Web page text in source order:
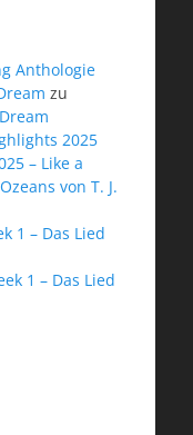
Anthologie
zu
2025
– Like a
von T. J.
1 – Das Lied
1 – Das Lied